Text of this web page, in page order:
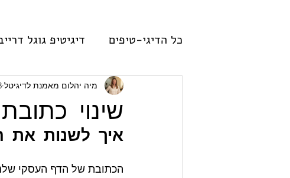
כל הדיגי-טיפים דיגיטיפ גוגל
פיננסי אימון
שינוי
מיה יהלום מאמנת לדיגיטל 3
איך לשנות את
הכתובת של הדף העסקי